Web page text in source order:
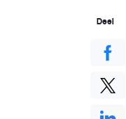
Deel